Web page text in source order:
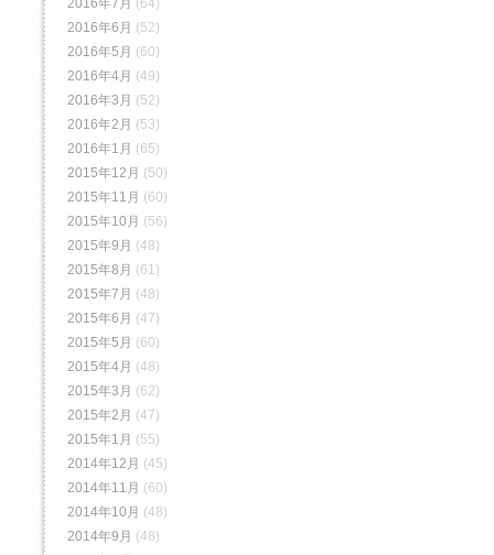
2016年7月 (64)
2016年6月 (52)
2016年5月 (60)
2016年4月 (49)
2016年3月 (52)
2016年2月 (53)
2016年1月 (65)
2015年12月 (50)
2015年11月 (60)
2015年10月 (56)
2015年9月 (48)
2015年8月 (61)
2015年7月 (48)
2015年6月 (47)
2015年5月 (60)
2015年4月 (48)
2015年3月 (62)
2015年2月 (47)
2015年1月 (55)
2014年12月 (45)
2014年11月 (60)
2014年10月 (48)
2014年9月 (48)